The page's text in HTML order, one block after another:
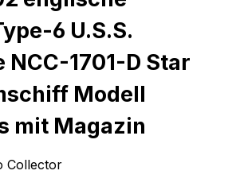
6 U.S.S.
NCC-1701-D Star
Modell
mit Magazin
Collector